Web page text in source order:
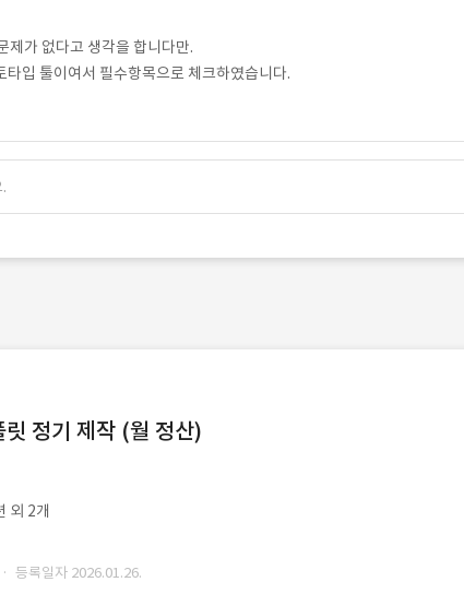
가 없다고 생각을 합니다만.
입 툴이여서 필수항목으로 체크하였습니다.
정기 제작 (월 정산)
외 2개
· 등록일자 2026.01.26.